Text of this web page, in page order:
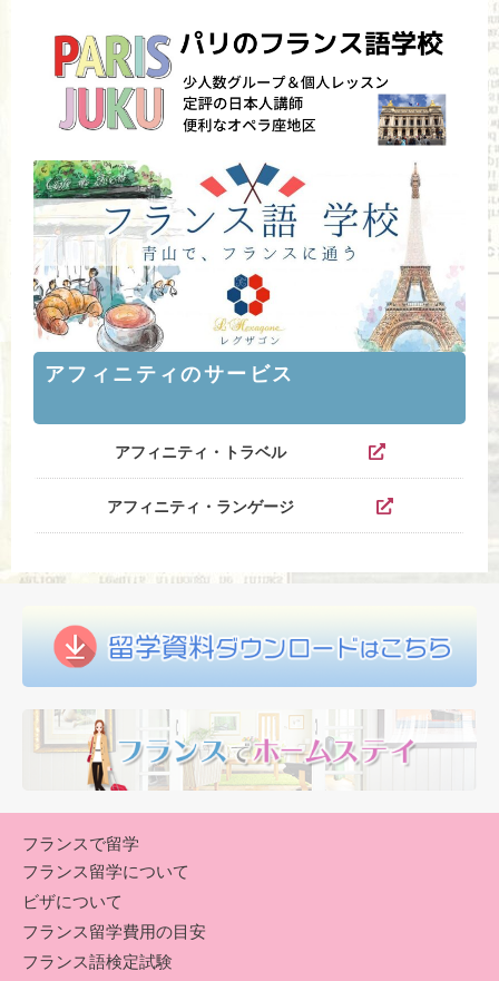
アフィニティのサービス
アフィニティ・トラベル
アフィニティ・ランゲージ
フランスで留学
フランス留学について
ビザについて
フランス留学費用の目安
フランス語検定試験